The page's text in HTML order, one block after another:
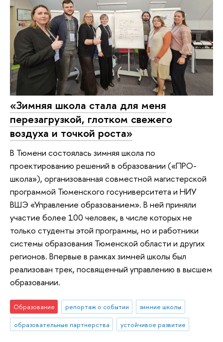
«Зимняя школа стала для меня
перезагрузкой, глотком свежего
воздуха и точкой роста»
В Тюмени состоялась зимняя школа по
проектированию решений в образовании («ПРО-
школа»), организованная совместной магистерской
программой Тюменского госуниверситета и НИУ
ВШЭ «Управление образованием». В ней приняли
участие более 100 человек, в числе которых не
только студенты этой программы, но и работники
системы образования Тюменской области и других
регионов. Впервые в рамках зимней школы был
реализован трек, посвященный управлению в высшем
образовании.
Образование репортаж о событии
зимние школы
образовательные партнерства
устойчивое развитие